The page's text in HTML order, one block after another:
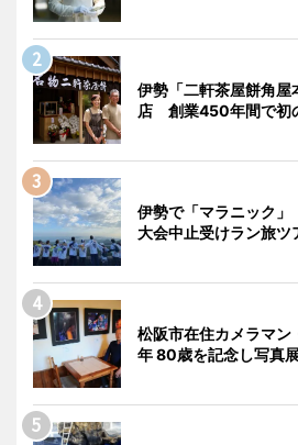
伊勢「二軒茶屋餅角屋
店 創業450年間で初
伊勢で「マラニック
大会中止受けラン旅ツ
松阪市在住カメラマ
年 80歳を記念し写真